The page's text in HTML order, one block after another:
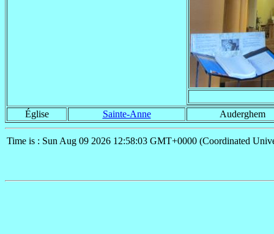
Église Sainte-Anne Auderghem
Time is : Sun Aug 09 2026 12:58:03 GMT+0000 (Coordinated